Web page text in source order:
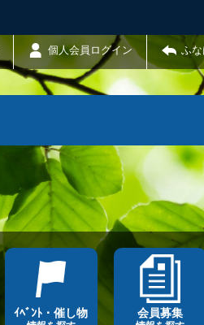
個人会員ログイン ふ
ｲﾍﾞﾝﾄ・催し物 会員募集